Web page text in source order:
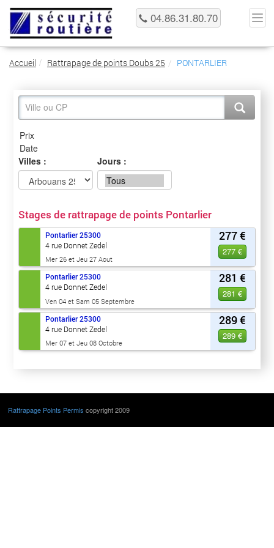
04.86.31.80.70
Accueil Rattrapage de points Doubs 25 PONTARLIER
Villes : Jours :
Stages de rattrapage de points Pontarlier
277 €
277 €
Pontarlier 25300
4 rue Donnet Zedel
Mer 26 et Jeu 27 Aout
281 €
281 €
Pontarlier 25300
4 rue Donnet Zedel
Ven 04 et Sam 05 Septembre
289 €
289 €
Pontarlier 25300
4 rue Donnet Zedel
Mer 07 et Jeu 08 Octobre
Rattrapage Points Permis copyright 2009